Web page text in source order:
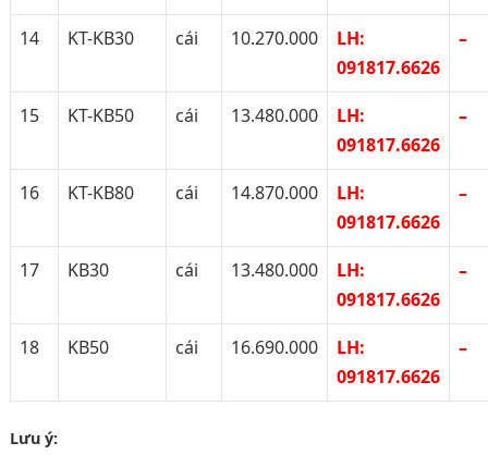
14 KT-KB30 cái 10.270.000
LH:
091817.6626
–
15 KT-KB50 cái 13.480.000
LH:
091817.6626
–
16 KT-KB80 cái 14.870.000
LH:
091817.6626
–
17 KB30 cái 13.480.000
LH:
091817.6626
–
18 KB50 cái 16.690.000
LH:
091817.6626
–
Lưu ý: